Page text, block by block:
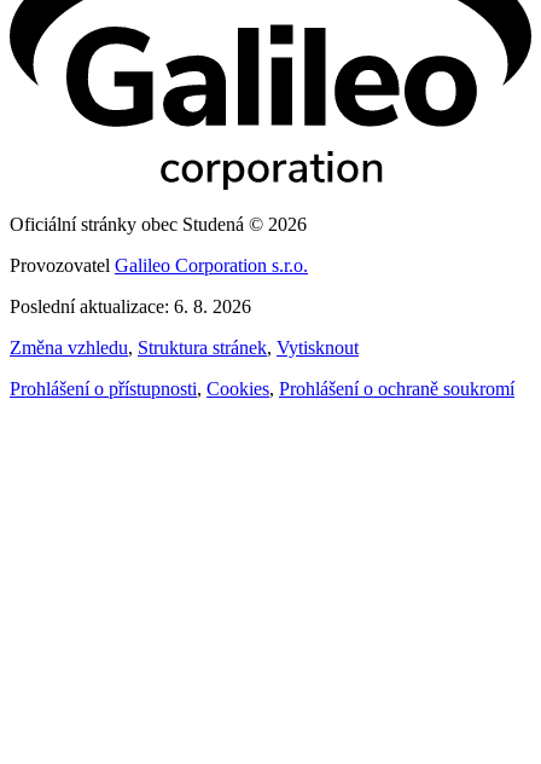
Oficiální stránky obec Studená © 2026
Provozovatel Galileo Corporation s.r.o.
Poslední aktualizace: 6. 8. 2026
Změna vzhledu, Struktura stránek, Vytisknout
Prohlášení o přístupnosti, Cookies, Prohlášení o ochraně soukromí